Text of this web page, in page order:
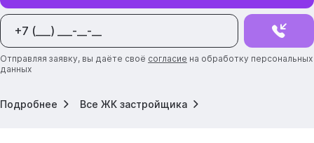
Отправляя заявку, вы даёте своё согласие на обработку персональных
данных
Подробнее Все ЖК застройщика